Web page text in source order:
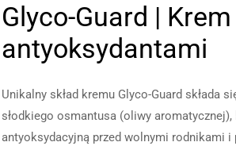
Glyco-Guard |
antyoksydantami
Unikalny skład kremu Glyco-Guard składa
słodkiego osmantusa (oliwy
antyoksydacyjną przed wolnymi rodnikami i